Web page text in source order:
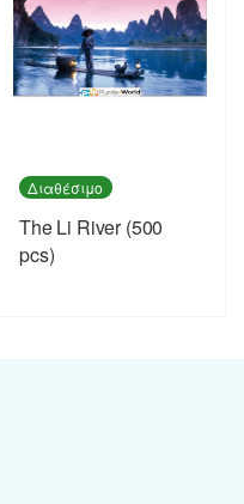
Διαθέσιμο
The Li River (500
pcs)